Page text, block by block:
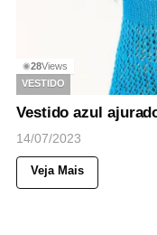
◉28Views
VESTIDO
Vestido azul
14/07/2023
Veja Mais